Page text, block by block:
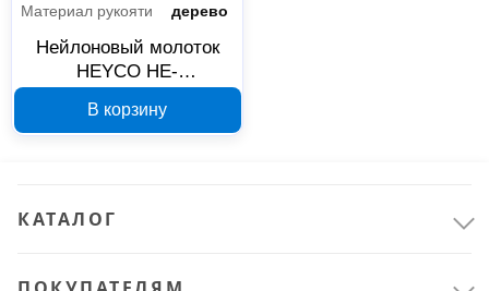
Материал рукояти
дерево
Нейлоновый молоток
HEYCO HE-
В корзину
КАТАЛОГ